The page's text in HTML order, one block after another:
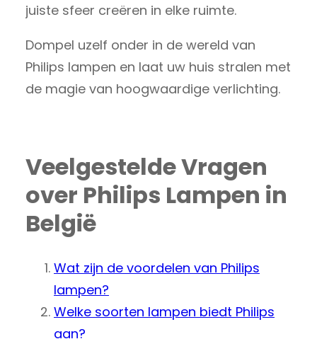
juiste sfeer creëren in elke ruimte.
Dompel uzelf onder in de wereld van
Philips lampen en laat uw huis stralen met
de magie van hoogwaardige verlichting.
Veelgestelde Vragen
over Philips Lampen in
België
Wat zijn de voordelen van Philips
lampen?
Welke soorten lampen biedt Philips
aan?